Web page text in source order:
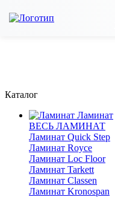
Каталог
Ламинат
ВЕСЬ ЛАМИНАТ
Ламинат Quick Step
Ламинат Royce
Ламинат Loc Floor
Ламинат Tarkett
Ламинат Classen
Ламинат Kronospan